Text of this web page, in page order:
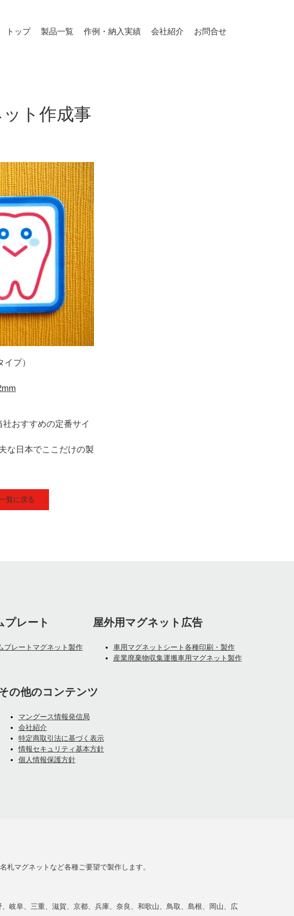
トップ 製品一覧 作例・納入実績 会社紹介 お問合せ
ト作成事
プ）
おすすめの定番サイ
な日本でここだけの製
覧に戻る
プレート
プレートマグネット製作
屋外用マグネット広告
車用マグネットシート各種印刷・製作
産業廃棄物収集運搬車用マグネット製作
の他のコンテンツ
マングース情報発信局
会社紹介
特定商取引法に基づく表示
情報セキュリティ基本方針
個人情報保護方針
マグネットなど各種ご要望で製作します。
岐阜、三重、滋賀、京都、兵庫、奈良、和歌山、鳥取、島根、岡山、広